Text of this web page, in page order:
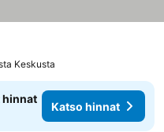
Keskusta
hinnat
Katso hinnat